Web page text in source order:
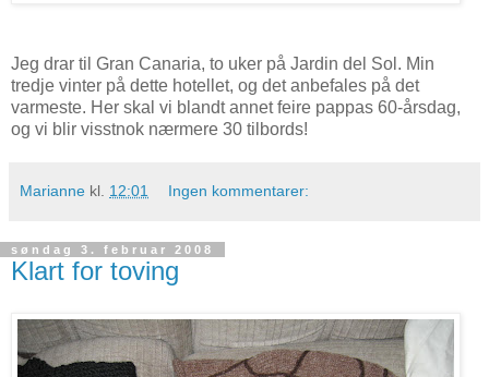
Jeg drar til Gran Canaria, to uker på Jardin del Sol. Min
tredje vinter på dette hotellet, og det anbefales på det
varmeste. Her skal vi blandt annet feire pappas 60-årsdag,
og vi blir visstnok nærmere 30 tilbords!
Marianne kl. 12:01 Ingen kommentarer:
søndag 3. februar 2008
Klart for toving